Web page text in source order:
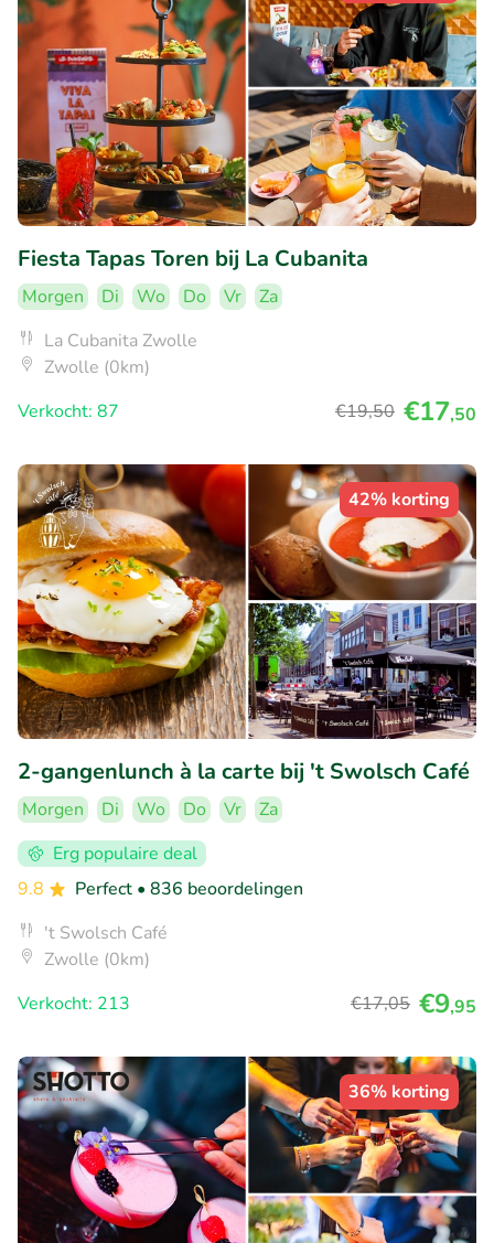
Fiesta Tapas Toren bij La Cubanita
Morgen Di Wo Do Vr
Za
La Cubanita Zwolle
Zwolle (0km)
Verkocht: 87
€19,50 €17,50
42% korting
2-gangenlunch à la carte bij 't Swolsch Café
Morgen Di Wo Do Vr
Za
Erg populaire deal
9.8
Perfect • 836 beoordelingen
't Swolsch Café
Zwolle (0km)
Verkocht: 213
€17,05 €9,95
36% korting